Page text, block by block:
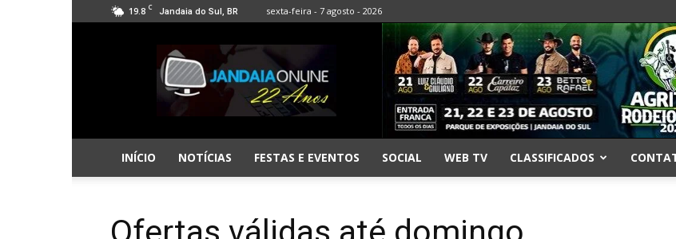
19.8 C Jandaia do Sul, BR sexta-feira - 7 agosto - 2026
Jandaia
Online
INÍCIO NOTÍCIAS FESTAS E EVENTOS SOCIAL WEB TV CLASSIFICADOS